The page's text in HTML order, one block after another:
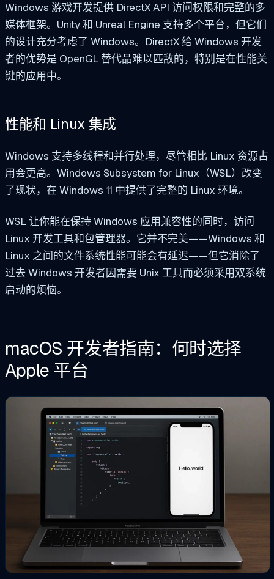
Windows 游戏开发提供 DirectX API 访问权限和完整的多
媒体框架。Unity 和 Unreal Engine 支持多个平台，但它们
的设计充分考虑了 Windows。DirectX 给 Windows 开发
者的优势是 OpenGL 替代品难以匹敌的，特别是在性能关
键的应用中。
性能和 Linux 集成
Windows 支持多线程和并行处理，尽管相比 Linux 资源占
用会更高。Windows Subsystem for Linux（WSL）改变
了现状，在 Windows 11 中提供了完整的 Linux 环境。
WSL 让你能在保持 Windows 应用兼容性的同时，访问
Linux 开发工具和包管理器。它并不完美——Windows 和
Linux 之间的文件系统性能可能会有延迟——但它消除了
过去 Windows 开发者因需要 Unix 工具而必须采用双系统
启动的烦恼。
macOS 开发者指南：何时选择
Apple 平台